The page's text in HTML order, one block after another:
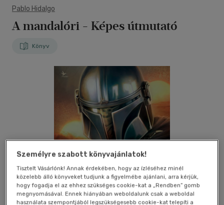
Pablo Hidalgo
A mandalóri - Képes útmutató
Könyv
Személyre szabott könyvajánlatok!
Tisztelt Vásárlónk! Annak érdekében, hogy az ízléséhez minél
közelebb álló könyveket tudjunk a figyelmébe ajánlani, arra kérjük,
hogy fogadja el az ehhez szükséges cookie-kat a „Rendben” gomb
megnyomásával. Ennek hiányában weboldalunk csak a weboldal
használata szempontjából legszükségesebb cookie-kat telepíti a